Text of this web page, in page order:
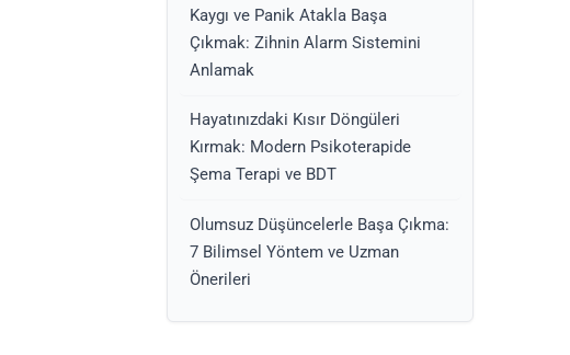
Kaygı ve Panik Atakla Başa
Çıkmak: Zihnin Alarm Sistemini
Anlamak
Hayatınızdaki Kısır Döngüleri
Kırmak: Modern Psikoterapide
Şema Terapi ve BDT
Olumsuz Düşüncelerle Başa Çıkma:
7 Bilimsel Yöntem ve Uzman
Önerileri